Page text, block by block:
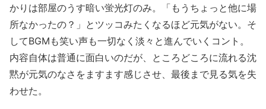
かりは部屋のうす暗い蛍光灯のみ。「もうちょっと他に場
所なかったの？」とツッコみたくなるほど元気がない。そ
してBGMも笑い声も一切なく淡々と進んでいくコント。
内容自体は普通に面白いのだが、ところどころに流れる沈
黙が元気のなさをますます感じさせ、最後まで見る気を失
わせた。